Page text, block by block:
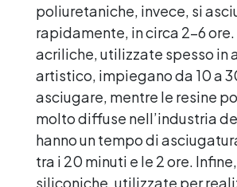
poliuretaniche, invece, si
rapidamente, in circa 2-6 ore.
acriliche, utilizzate spesso in
artistico, impiegano da 10 a
asciugare, mentre le resine
molto diffuse nell’industria
hanno un tempo di
tra i 20 minuti e le 2 ore.
siliconiche, utilizzate per